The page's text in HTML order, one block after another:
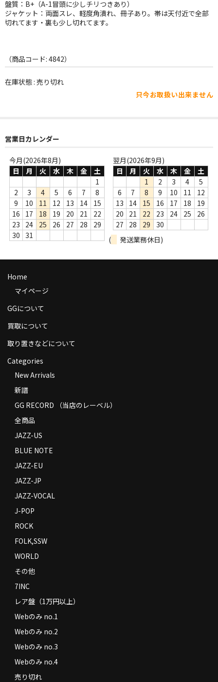
FOLK,SSW
Webのみ no.4
売り切れ
Help
送料
お支払い方法
返品
特定商取引法に基づく表示
Contact
盤質：B+（A-1冒頭に少しチリつきあり）
ジャケット：両面スレ、軽度角潰れ、冊子あり。帯は天付近で全部
切れてます・裏も少し切れてます。
（商品コード: 4842）
在庫状態 : 売り切れ
只今お取扱い出来ません
営業日カレンダー
今月(2026年8月)
日
月 火 水 木 金
土
1
2
3 4 5 6 7
8
9
10 11 12 13 14
15
16
17 18 19 20 21
22
23
24 25 26 27 28
29
30
31
翌月(2026年9月)
日
月 火 水 木 金
土
1
2 3 4
5
6
7 8 9 10 11
12
13
14 15 16 17 18
19
20
21 22 23 24 25
26
27
28 29
30
(
発送業務休日)
Home
マイページ
GGについて
買取について
取り置きなどについて
Categories
New Arrivals
新譜
GG RECORD （当店のレーベル）
全商品
JAZZ-US
BLUE NOTE
JAZZ-EU
JAZZ-JP
JAZZ-VOCAL
J-POP
ROCK
FOLK,SSW
WORLD
その他
7INC
レア盤（1万円以上）
Webのみ no.1
Webのみ no.2
Webのみ no.3
Webのみ no.4
売り切れ